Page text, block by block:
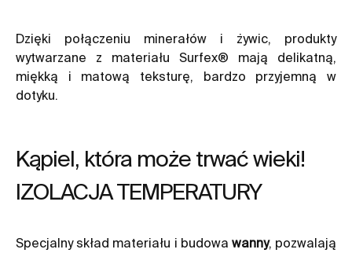
Dzięki połączeniu minerałów i żywic, produkty
wytwarzane z materiału Surfex® mają delikatną,
miękką i matową teksturę, bardzo przyjemną w
dotyku.
Kąpiel, która może trwać wieki!
IZOLACJA TEMPERATURY
Specjalny skład materiału i budowa wanny, pozwalają